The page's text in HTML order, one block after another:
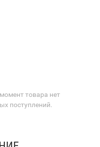
товара нет
поступлений.